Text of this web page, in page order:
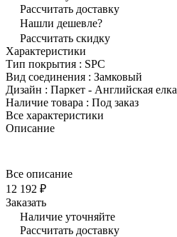
Рассчитать доставку
Нашли дешевле?
Рассчитать скидку
Характеристики
Тип покрытия : SPC
Вид соединения : Замковый
Дизайн : Паркет - Английская елка
Наличие товара : Под заказ
Все характеристики
Описание
Все описание
12 192 ₽
Заказать
Наличие уточняйте
Рассчитать доставку